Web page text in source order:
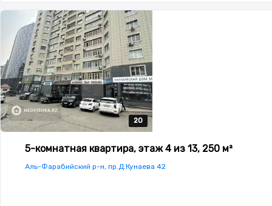
20
20
20
20
20
5-комнатная квартира, этаж 4 из 13, 250 м²
Аль-Фарабийский р-н, пр.Д.Кунаева 42